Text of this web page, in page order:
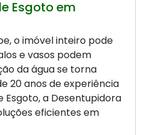
Esgoto em
o imóvel inteiro pode
e vasos podem
da água se torna
20 anos de experiência
a Desentupidora
eficientes em